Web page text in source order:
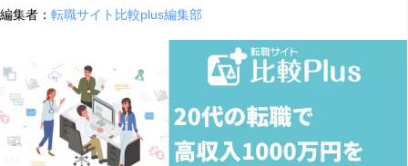
編集者： 転職サイト比較plus編集部